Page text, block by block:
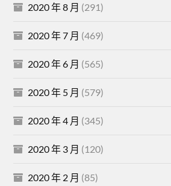
2020 年 8 月 (291)
2020 年 7 月 (469)
2020 年 6 月 (565)
2020 年 5 月 (579)
2020 年 4 月 (345)
2020 年 3 月 (120)
2020 年 2 月 (85)